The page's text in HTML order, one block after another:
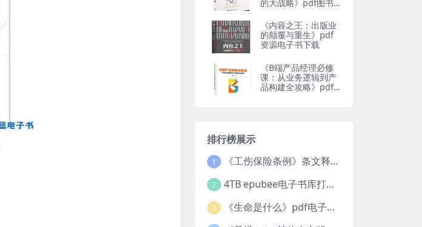
的大战略》pdf图书
《内容之王：出版业
的颠覆与重生》pdf
资源电子书下载
《B端产品经理必修
课：从业务逻辑到产
品构建全攻略》pdf
排行榜展示
1 《工伤保险条例》条文释义及案例分析pdf下载
2 4TB epubee电子书库打包下载
3 《生命是什么》pdf电子书下载